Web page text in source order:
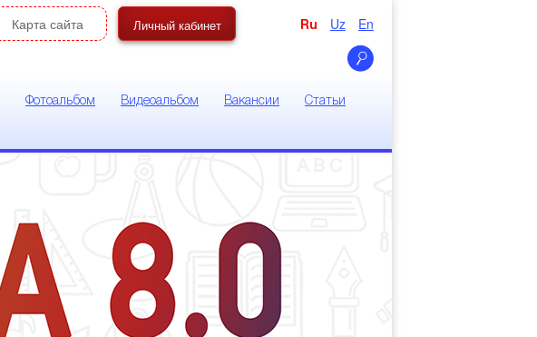
Карта сайта Личный кабинет Ru Uz En
Фотоальбом Видеоальбом Вакансии Статьи